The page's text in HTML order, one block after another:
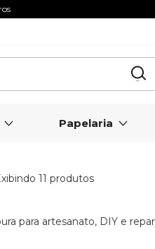
Papelaria
11 produtos
para artesanato, DIY e